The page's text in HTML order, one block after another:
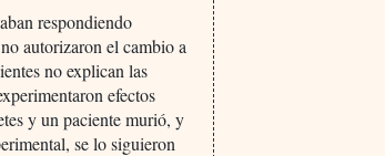
respondiendo
autorizaron el cambio a
no explican las
efectos
y un paciente murió, y
se lo siguieron